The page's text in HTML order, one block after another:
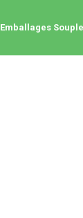
Emballages